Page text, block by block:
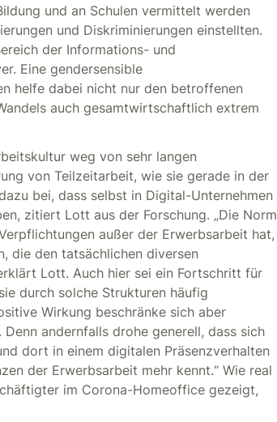
und an Schulen vermittelt werden
und Diskriminierungen einstellten.
der Informations- und
Eine gendersensible
helfe dabei nicht nur den betroffenen
auch gesamtwirtschaftlich extrem
weg von sehr langen
von Teilzeitarbeit, wie sie gerade in der
bei, dass selbst in Digital-Unternehmen
zitiert Lott aus der Forschung. „Die Norm
außer der Erwerbsarbeit hat,
die den tatsächlichen diversen
Lott. Auch hier sei ein Fortschritt für
durch solche Strukturen häufig
Wirkung beschränke sich aber
andernfalls drohe generell, dass sich
dort in einem digitalen Präsenzverhalten
der Erwerbsarbeit mehr kennt.“ Wie real
im Corona-Homeoffice gezeigt,